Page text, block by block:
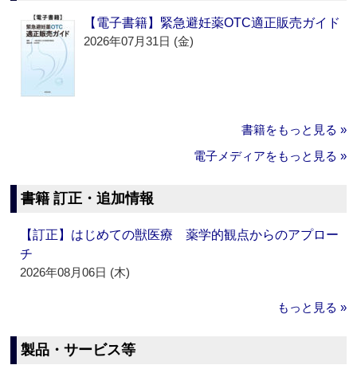
【電子書籍】緊急避妊薬OTC適正販売ガイド
2026年07月31日 (金)
書籍をもっと見る »
電子メディアをもっと見る »
書籍 訂正・追加情報
【訂正】はじめての獣医療 薬学的観点からのアプロー
チ
2026年08月06日 (木)
もっと見る »
製品・サービス等